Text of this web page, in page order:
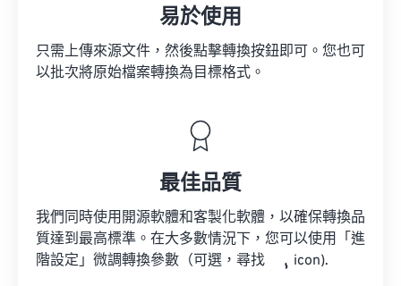
易於使用
只需上傳來源文件，然後點擊轉換按鈕即可。您也可
以批次將原始檔案轉換為目標格式。
最佳品質
我們同時使用開源軟體和客製化軟體，以確保轉換品
質達到最高標準。在大多數情況下，您可以使用「進
階設定」微調轉換參數（可選，尋找
icon).